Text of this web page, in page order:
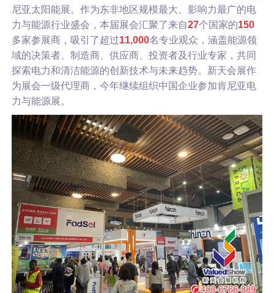
尼亚太阳能展。作为东非地区规模最大、影响力最广的电
力与能源行业盛会，本届展会汇聚了来自27个国家的150
多家参展商，吸引了超过11,000名专业观众，涵盖能源领
域的决策者、制造商、供应商、投资者及行业专家，共同
探索电力和清洁能源的创新技术与未来趋势。新天会展作
为展会一级代理商，今年继续组织中国企业参加肯尼亚电
力与能源展。